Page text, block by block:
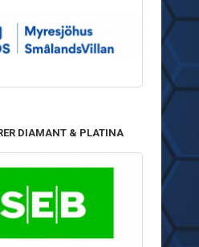
DIAMANT & PLATINA